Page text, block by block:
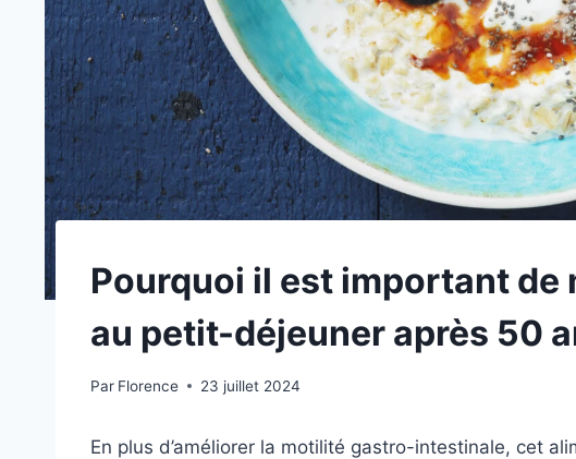
Pourquoi il est important de
au petit-déjeuner après 50
Par Florence 23 juillet 2024
En plus d’améliorer la motilité gastro-intestinale, cet